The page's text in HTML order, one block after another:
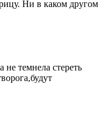
Ни в каком другом
темнела стереть